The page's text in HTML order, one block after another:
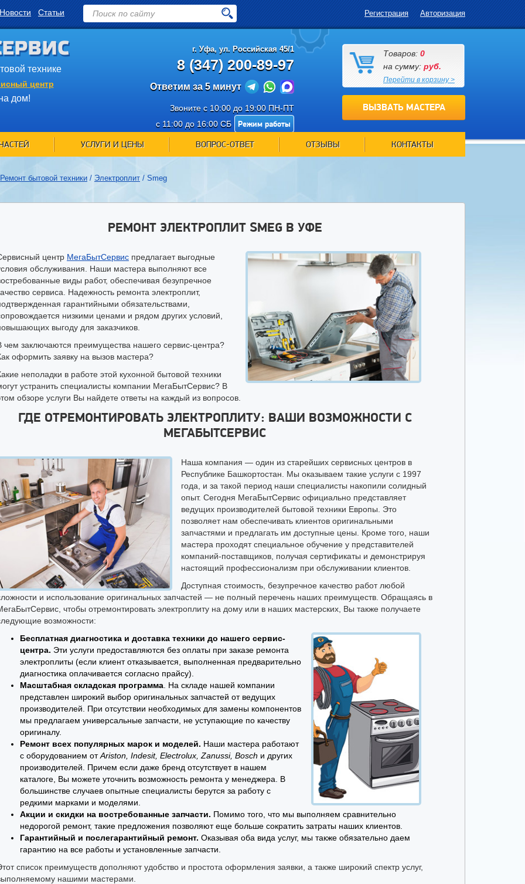
Новости Статьи Регистрация Авторизация
технике
центр
дом!
г. Уфа, ул. Российская 45/1
8 (347) 200-89-97
Ответим за 5 минут
Звоните с 10:00 до 19:00 ПН-ПТ
с 11:00 до 16:00 СБ
Режим работы
Товаров: 0
на сумму: руб.
Перейти в корзину >
ВЫЗВАТЬ МАСТЕРА
УСЛУГИ И ЦЕНЫ ВОПРОС-ОТВЕТ ОТЗЫВЫ КОНТАКТЫ
Ремонт бытовой техники / Электроплит / Smeg
РЕМОНТ ЭЛЕКТРОПЛИТ SMEG В УФЕ
центр МегаБытСервис предлагает выгодные
обслуживания. Наши мастера выполняют все
виды работ, обеспечивая безупречное
сервиса. Надежность ремонта электроплит,
гарантийными обязательствами,
низкими ценами и рядом других условий,
выгоду для заказчиков.
чем заключаются преимущества нашего сервис-центра?
оформить заявку на вызов мастера?
неполадки в работе этой кухонной бытовой техники
устранить специалисты компании МегаБытСервис? В
обзоре услуги Вы найдете ответы на каждый из вопросов.
ГДЕ ОТРЕМОНТИРОВАТЬ ЭЛЕКТРОПЛИТУ: ВАШИ ВОЗМОЖНОСТИ С
МЕГАБЫТСЕРВИС
Наша компания — один из старейших сервисных центров в
Республике Башкортостан. Мы оказываем такие услуги с 1997
года, и за такой период наши специалисты накопили солидный
опыт. Сегодня МегаБытСервис официально представляет
ведущих производителей бытовой техники Европы. Это
позволяет нам обеспечивать клиентов оригинальными
запчастями и предлагать им доступные цены. Кроме того, наши
мастера проходят специальное обучение у представителей
компаний-поставщиков, получая сертификаты и демонстрируя
настоящий профессионализм при обслуживании клиентов.
Доступная стоимость, безупречное качество работ любой
и использование оригинальных запчастей — не полный перечень наших преимуществ. Обращаясь в
чтобы отремонтировать электроплиту на дому или в наших мастерских, Вы также получаете
возможности:
Бесплатная диагностика и доставка техники до нашего сервис-
центра. Эти услуги предоставляются без оплаты при заказе ремонта
электроплиты (если клиент отказывается, выполненная предварительно
диагностика оплачивается согласно прайсу).
Масштабная складская программа . На складе нашей компании
представлен широкий выбор оригинальных запчастей от ведущих
производителей. При отсутствии необходимых для замены компонентов
мы предлагаем универсальные запчасти, не уступающие по качеству
оригиналу.
Ремонт всех популярных марок и моделей. Наши мастера работают
с оборудованием отAriston, Indesit, Electrolux, Zanussi, Bosch и других
производителей. Причем если даже бренд отсутствует в нашем
каталоге, Вы можете уточнить возможность ремонта у менеджера. В
большинстве случаев опытные специалисты берутся за работу с
редкими марками и моделями.
Акции и скидки на востребованные запчасти. Помимо того, что мы выполняем сравнительно
недорогой ремонт, такие предложения позволяют еще больше сократить затраты наших клиентов.
Гарантийный и послегарантийный ремонт. Оказывая оба вида услуг, мы также обязательно даем
гарантию на все работы и установленные запчасти.
список преимуществ дополняют удобство и простота оформления заявки, а также широкий спектр услуг,
нашими мастерами.